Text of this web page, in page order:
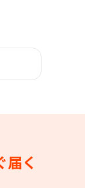
届く